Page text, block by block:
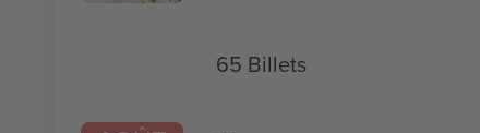
65 Billets